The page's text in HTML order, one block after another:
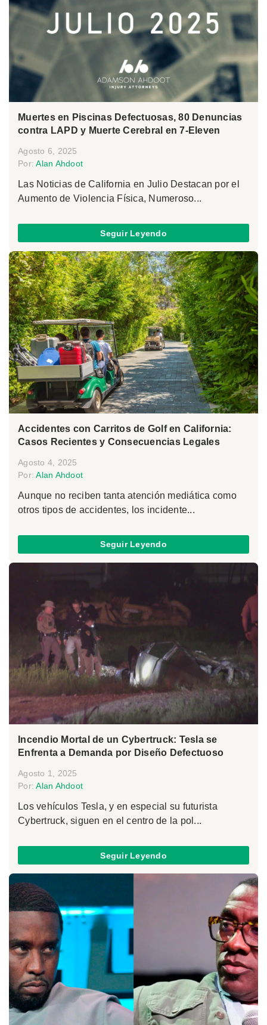
Muertes en Piscinas Defectuosas, 80 Denuncias
contra LAPD y Muerte Cerebral en 7-Eleven
Agosto 6, 2025
Por:Alan Ahdoot
Las Noticias de California en Julio Destacan por el
Aumento de Violencia Física, Numeroso...
Seguir Leyendo
Accidentes con Carritos de Golf en California:
Casos Recientes y Consecuencias Legales
Agosto 4, 2025
Por:Alan Ahdoot
Aunque no reciben tanta atención mediática como
otros tipos de accidentes, los incidente...
Seguir Leyendo
Incendio Mortal de un Cybertruck: Tesla se
Enfrenta a Demanda por Diseño Defectuoso
Agosto 1, 2025
Por:Alan Ahdoot
Los vehículos Tesla, y en especial su futurista
Cybertruck, siguen en el centro de la pol...
Seguir Leyendo